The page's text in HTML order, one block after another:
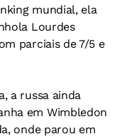
mundial, ela
Lourdes
parciais de 7/5 e
a russa ainda
em Wimbledon
onde parou em